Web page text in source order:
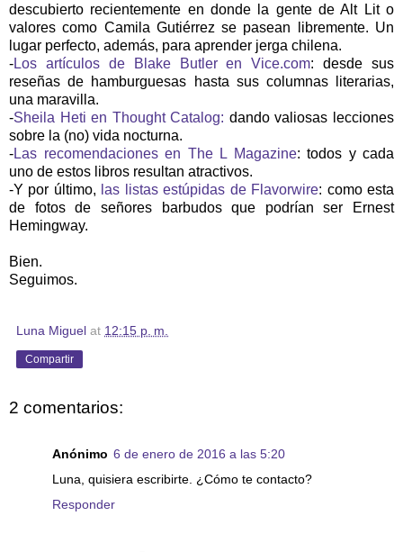
descubierto recientemente en donde la gente de Alt Lit o
valores como Camila Gutiérrez se pasean libremente. Un
lugar perfecto, además, para aprender jerga chilena.
-Los artículos de Blake Butler en Vice.com: desde sus
reseñas de hamburguesas hasta sus columnas literarias,
una maravilla.
-Sheila Heti en Thought Catalog: dando valiosas lecciones
sobre la (no) vida nocturna.
-Las recomendaciones en The L Magazine: todos y cada
uno de estos libros resultan atractivos.
-Y por último, las listas estúpidas de Flavorwire: como esta
de fotos de señores barbudos que podrían ser Ernest
Hemingway.
Bien.
Seguimos.
Luna Miguel at 12:15 p. m.
Compartir
2 comentarios:
Anónimo 6 de enero de 2016 a las 5:20
Luna, quisiera escribirte. ¿Cómo te contacto?
Responder